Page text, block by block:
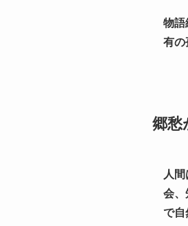
物語
有の
郷愁
人
会、
で自